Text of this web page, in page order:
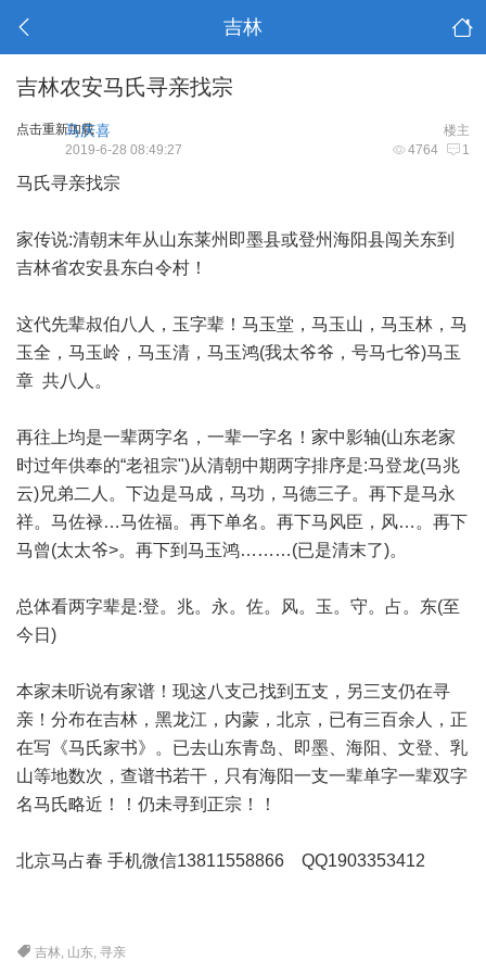
吉林
吉林农安马氏寻亲找宗
点击重新加载 楼主
马庆喜
4764 1
2019-6-28 08:49:27
马氏寻亲找宗
家传说:清朝末年从山东莱州即墨县或登州海阳县闯关东到
吉林省农安县东白令村！
这代先辈叔伯八人，玉字辈！马玉堂，马玉山，马玉林，马
玉全，马玉岭，马玉清，马玉鸿(我太爷爷，号马七爷)马玉
章 共八人。
再往上均是一辈两字名，一辈一字名！家中影轴(山东老家
时过年供奉的“老祖宗")从清朝中期两字排序是:马登龙(马兆
云)兄弟二人。下边是马成，马功，马德三子。再下是马永
祥。马佐禄…马佐福。再下单名。再下马风臣，风…。再下
马曾(太太爷>。再下到马玉鸿………(已是清末了)。
总体看两字辈是:登。兆。永。佐。风。玉。守。占。东(至
今日)
本家未听说有家谱！现这八支己找到五支，另三支仍在寻
亲！分布在吉林，黑龙江，内蒙，北京，已有三百余人，正
在写《马氏家书》。已去山东青岛、即墨、海阳、文登、乳
山等地数次，查谱书若干，只有海阳一支一辈单字一辈双字
名马氏略近！！仍未寻到正宗！！
北京马占春 手机微信13811558866 QQ1903353412
吉林, 山东,寻亲